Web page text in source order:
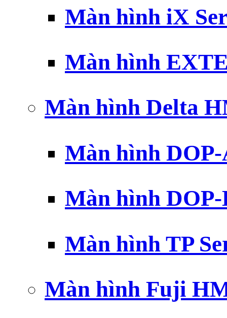
Màn hình iX
Màn hình
Màn hình Delta
Màn hình DOP-
Màn hình DOP-
Màn hình TP
Màn hình Fuji